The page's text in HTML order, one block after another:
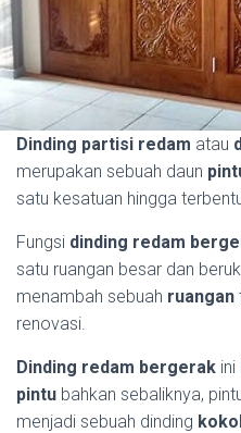
Dinding partisi redam atau
merupakan sebuah daun
satu kesatuan hingga
Fungsi dinding redam
satu ruangan besar dan
menambah sebuah ruangan
renovasi.
Dinding redam bergerak ini
pintu bahkan sebaliknya,
menjadi sebuah dinding